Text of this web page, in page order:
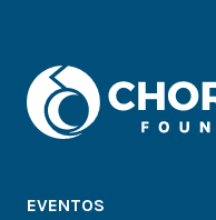
EVENTOS